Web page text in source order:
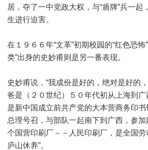
居，夺了一中党政大权，与“盾牌”兵一起
生进行迫害。
在１９６６年“文革”初期校园的“红色恐怖
类”出身的史妙甫则是另一番表现。
史妙甫说，“我成份是好的，绝对是好的
爸是（２０世纪）５０年代初从上海到
是新中国成立前共产党的大本营商务印
总理号召，与部队一起南下到广西，参
个国营印刷厂－－人民印刷厂，是全国劳
庐山休养”。